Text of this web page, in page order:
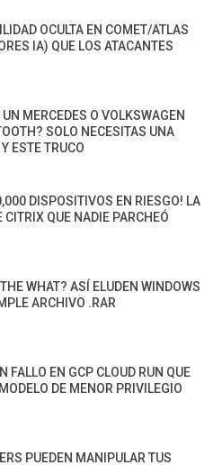
OCULTA EN COMET/ATLAS
IA) QUE LOS ATACANTES
MERCEDES O VOLKSWAGEN
SOLO NECESITAS UNA
ESTE TRUCO
DISPOSITIVOS EN RIESGO! LA
CITRIX QUE NADIE PARCHEÓ
WHAT? ASÍ ELUDEN WINDOWS
ARCHIVO .RAR
FALLO EN GCP CLOUD RUN QUE
DE MENOR PRIVILEGIO
PUEDEN MANIPULAR TUS